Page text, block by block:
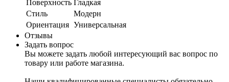
Поверхность Гладкая
Стиль
Модерн
Ориентация Универсальная
Отзывы
Задать вопрос
Вы можете задать любой интересующий вас вопрос по
товару или работе магазина.